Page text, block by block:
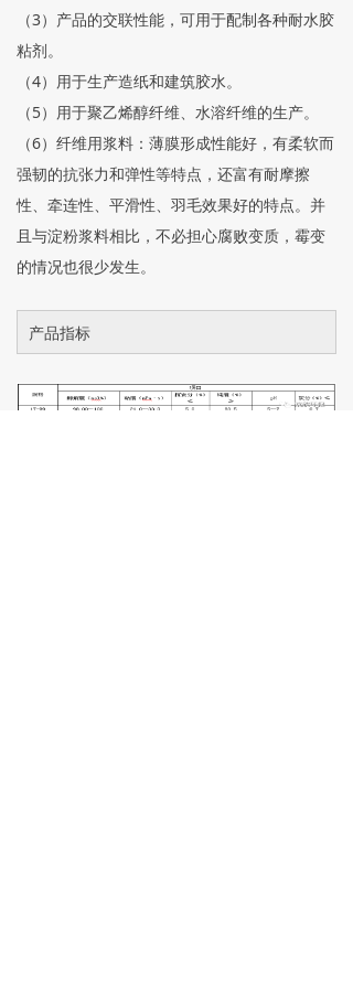
（3）产品的交联性能，可用于配制各种耐水胶
粘剂。
（4）用于生产造纸和建筑胶水。
（5）用于聚乙烯醇纤维、水溶纤维的生产。
（6）纤维用浆料：薄膜形成性能好，有柔软而
强韧的抗张力和弹性等特点，还富有耐摩擦
性、牵连性、平滑性、羽毛效果好的特点。并
且与淀粉浆料相比，不必担心腐败变质，霉变
的情况也很少发生。
产品指标